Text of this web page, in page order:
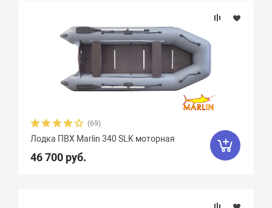
(69)
Лодка ПВХ Marlin 340 SLK моторная
46 700 руб.